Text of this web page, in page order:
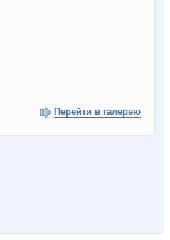
Перейти в галерею